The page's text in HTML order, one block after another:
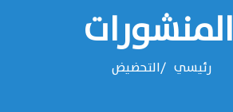
المنشورات
رئيسي التحضيض